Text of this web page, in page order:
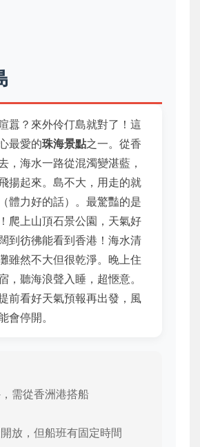
囂？來外伶仃島就對了！這
最愛的珠海景點之一。從香
，海水一路從混濁變湛藍，
揚起來。島不大，用走的就
體力好的話）。最驚豔的是
爬上山頂石景公園，天氣好
到彷彿能看到香港！海水清
雖然不大但很乾淨。晚上住
，聽海浪聲入睡，超愜意。
前看好天氣預報再出發，風
會停開。
需從香洲港搭船
放，但船班有固定時間